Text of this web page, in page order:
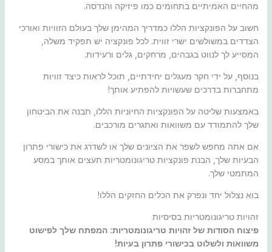
מהחיים האמיתיים בתחומים כמו פיזיקה והנדסה.
חשוב על הפונקציות הללו כמדריך המהימן שלך בעולם הזוויות ואורכי
הצדדים במשולשים ישרי זווית. לכל פונקציה יש תפקיד משלה,
המסייע לך לנווט בגבהים, מרחקים, גלים ורעידות.
בנוסף, על ידי חקר מעגלים יחידתיים, תוכל לראות כיצד זוויות
מתחברות בדרכים שעשויות להפתיע אותך!
באמצעות שליטה על הפונקציות החיוניות הללו, תבנה את הביטחון
שלך להתמודד עם משוואות ואתגרים מורכבים.
אם אתה מחפש לשפר את הציונים שלך או לשדרג את כישורי פתרון
הבעיות שלך, הבנת פונקציות טריגונומטריות תעצים אותך במסע
המתמטי שלך.
בוא נצלול יחד ונפרק את הכלים החזקים הללו!
זהויות טריגונומטריות בסיסיות
פיצוח הסודות של זהויות טריגונומטריות: המפתח שלך לפישוט
משוואות ולשלוט בכישורי פתרון בעיות!